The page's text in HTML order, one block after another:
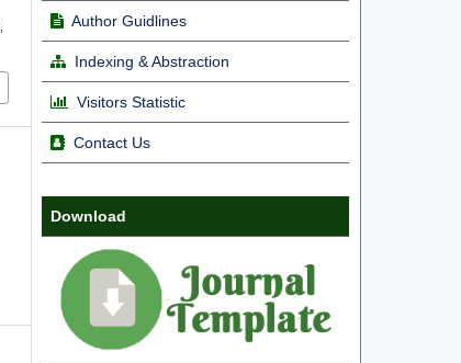
Author Guidlines
Indexing & Abstraction
Visitors Statistic
Contact Us
Download